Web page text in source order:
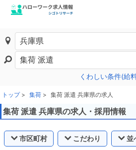
くわしい条件(給
トップ 集荷 集荷 派遣 兵庫県の求人
集荷 派遣 兵庫県の求人・採用情報
市区町村 こだわり 並